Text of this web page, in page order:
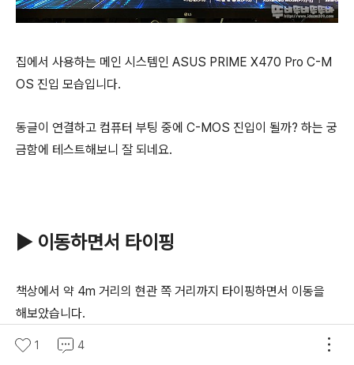
집에서 사용하는 메인 시스템인 ASUS PRIME X470 Pro C-M
OS 진입 모습입니다.
동글이 연결하고 컴퓨터 부팅 중에 C-MOS 진입이 될까? 하는 궁
금함에 테스트해보니 잘 되네요.
▶ 이동하면서 타이핑
책상에서 약 4m 거리의 현관 쪽 거리까지 타이핑하면서 이동을
해보았습니다.
솔직히 우리가 키보드 타이핑하면서 움직일은 없잖아요? 책상 또
1 4